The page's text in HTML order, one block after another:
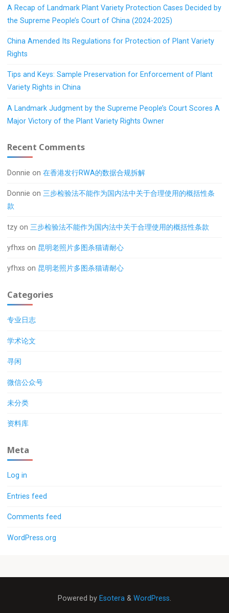
搜
索
书
权？"
A Recap of Landmark Plant Variety Protection Cases Decided by
the Supreme People’s Court of China (2024-2025)
China Amended Its Regulations for Protection of Plant Variety
Rights
Tips and Keys: Sample Preservation for Enforcement of Plant
Variety Rights in China
A Landmark Judgment by the Supreme People’s Court Scores A
Major Victory of the Plant Variety Rights Owner
Recent Comments
Donnie on在香港发行RWA的数据合规拆解
Donnie on三步检验法不能作为国内法中关于合理使用的概括性条
款
tzy on三步检验法不能作为国内法中关于合理使用的概括性条款
yfhxs on 昆明老照片多图杀猫请耐心
yfhxs on 昆明老照片多图杀猫请耐心
Categories
专业日志
学术论文
寻闲
微信公众号
未分类
资料库
Meta
Log in
Entries feed
Comments feed
WordPress.org
Powered by Esotera & WordPress.